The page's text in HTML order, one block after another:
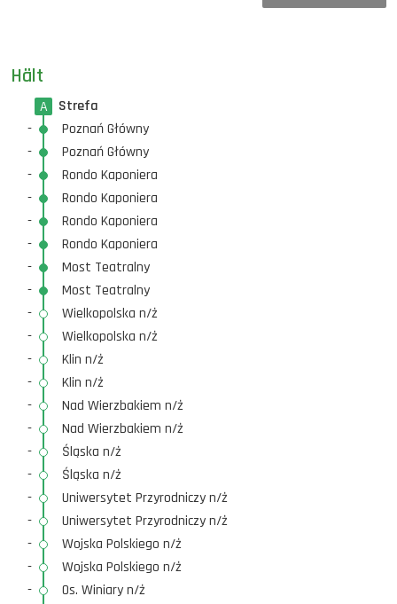
Hält
A
Strefa
-
Poznań Główny
-
Poznań Główny
-
Rondo Kaponiera
-
Rondo Kaponiera
-
Rondo Kaponiera
-
Rondo Kaponiera
-
Most Teatralny
-
Most Teatralny
-
Wielkopolska n/ż
-
Wielkopolska n/ż
-
Klin n/ż
-
Klin n/ż
-
Nad Wierzbakiem n/ż
-
Nad Wierzbakiem n/ż
-
Śląska n/ż
-
Śląska n/ż
-
Uniwersytet Przyrodniczy n/ż
-
Uniwersytet Przyrodniczy n/ż
-
Wojska Polskiego n/ż
-
Wojska Polskiego n/ż
-
Os. Winiary n/ż